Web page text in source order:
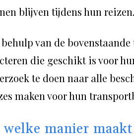
blijven tijdens hun reizen.
van de
die geschikt is voor
te doen naar alle
maken voor hun
welke manier